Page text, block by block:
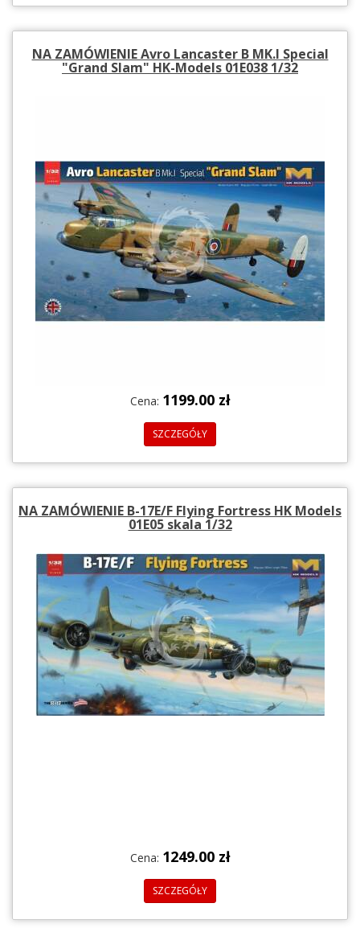
NA ZAMÓWIENIE Avro Lancaster B MK.l Special
"Grand Slam" HK-Models 01E038 1/32
Cena: 1199.00 zł
SZCZEGÓŁY
NA ZAMÓWIENIE B-17E/F Flying Fortress HK Models
01E05 skala 1/32
Cena: 1249.00 zł
SZCZEGÓŁY